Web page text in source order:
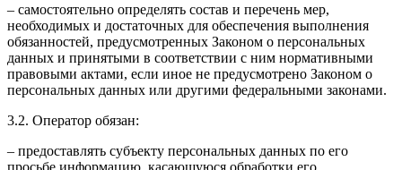
– самостоятельно определять состав и перечень мер,
необходимых и достаточных для обеспечения выполнения
обязанностей, предусмотренных Законом о персональных
данных и принятыми в соответствии с ним нормативными
правовыми актами, если иное не предусмотрено Законом о
персональных данных или другими федеральными законами.
3.2. Оператор обязан:
– предоставлять субъекту персональных данных по его
просьбе информацию, касающуюся обработки его